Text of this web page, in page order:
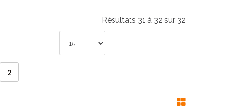
Résultats 31 à 32 sur 32
2